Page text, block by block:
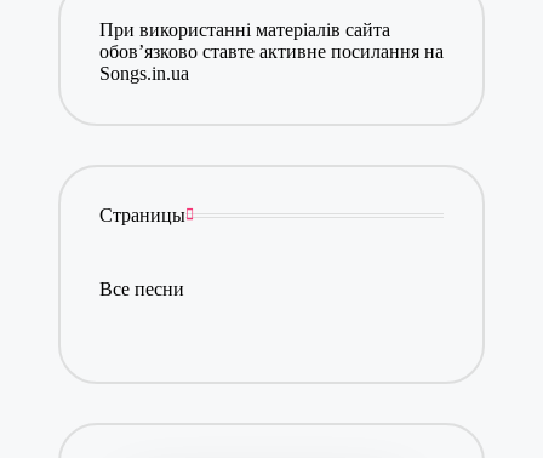
При використанні матеріалів сайта
обов’язково ставте активне посилання на
Songs.in.ua
Страницы
Все песни